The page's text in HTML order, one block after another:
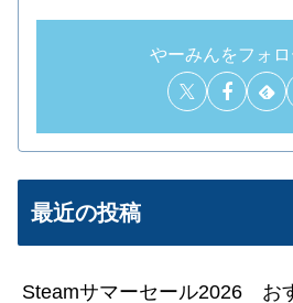
やーみんをフォ
最近の投稿
Steamサマーセール2026 お